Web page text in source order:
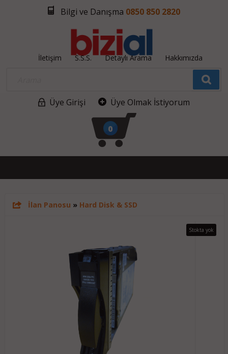
Bilgi ve Danışma 0850 850 2820
İletişim S.S.S. Detaylı Arama Hakkımızda
Üye Girişi Üye Olmak İstiyorum
0
İlan Panosu » Hard Disk & SSD
Stokta yok